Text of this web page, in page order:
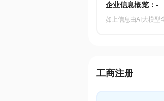
企业信息概览： -
如上信息由AI大模型
工商注册